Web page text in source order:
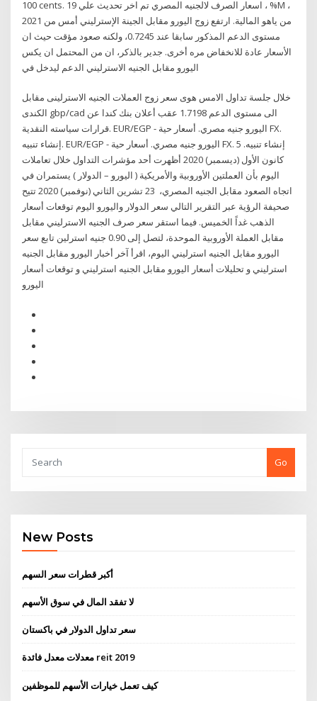
100 cents. اسعار الصرف لالجنيه المصري تم اخر تحديث علي 19 ، %M ،
2021 من ياهو المالية. ارتفع زوج اليورو مقابل الجينة الإسترليني أمس من
مستوى الدعم المذكور سابقا عند 0.7245، ولكنه صعود مؤقت حيث ان
الأسعار عادة للانخفاض مره أخرى. جدير بالذكر، ان من المحتمل ان يكس
اليورو مقابل الجنيه الاسترليني الدعم ليدخل في
خلال جلسة تداول الامس هوى سعر زوج العملات الجنيه الاسترلينى مقابل
الكندى gbp/cad الى مستوى الدعم 1.7198 عقب أعلان بنك كندا عن
قرارات سياسته النقدية. EUR/EGP - اليورو جنيه مصري. أسعار حية FX.
إنشاء تنبيه. EUR/EGP - اليورو جنيه مصري. أسعار حية FX. إنشاء تنبيه. 5
كانون الأول (ديسمبر) 2020 أظهرت أحد مؤشرات التداول خلال تعاملات
اليوم بأن العملتين الأوروبية والأمريكية ( اليورو – الدولار ) يستمران في
اتجاه الصعود مقابل الجنيه المصري، 23 تشرين الثاني (نوفمبر) 2020 تتيح
صحيفة الرؤية عبر التقرير التالي سعر الدولار واليورو اليوم توقعات أسعار
الذهب غداً الخميس. فيما استقر سعر صرف الجنيه الاسترليني مقابل
مقابل العملة الأوروبية الموحدة، لتصل إلى 0.90 جنيه استرلين تابع سعر
اليورو مقابل الجنيه استرليني اليوم، اقرأ آخر أخبار اليورو مقابل الجنيه
استرليني و تحليلات أسعار اليورو مقابل الجنيه استرليني و توقعات أسعار
Go
New Posts
أكبر قطرات سعر السهم
لا تفقد المال في سوق الأسهم
سعر تداول الدولار في باكستان
معدلات معدل فائدة reit 2019
كيف تعمل خيارات الأسهم للموظفين